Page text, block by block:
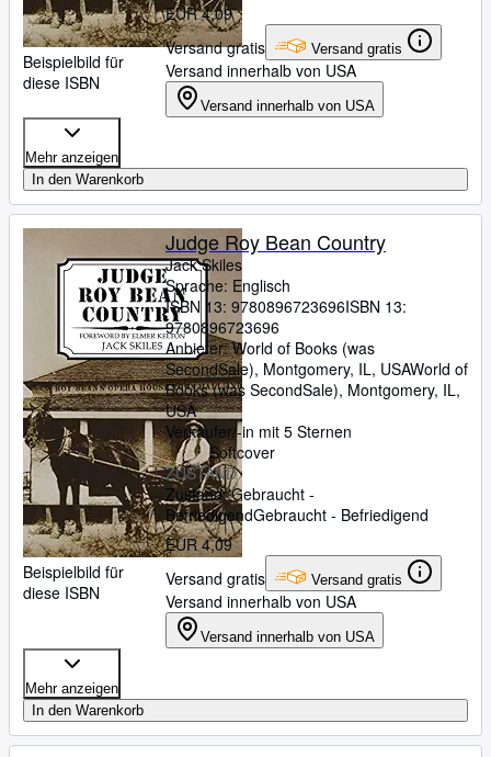
Beispielbild für
diese ISBN
EUR 4,09
Versand gratis
Versand gratis
Versand innerhalb von USA
Versand innerhalb von USA
Mehr anzeigen
In den Warenkorb
Beispielbild für
diese ISBN
Judge Roy Bean Country
Jack Skiles
Sprache: Englisch
ISBN 13: 9780896723696ISBN 13:
9780896723696
Anbieter:World of Books (was
SecondSale), Montgomery, IL, USAWorld of
Books (was SecondSale), Montgomery, IL,
USA
Verkäufer/-in mit 5 Sternen
Softcover
ZUSTAND
Zustand: Gebraucht -
BefriedigendGebraucht - Befriedigend
EUR 4,09
Versand gratis
Versand gratis
Versand innerhalb von USA
Versand innerhalb von USA
Mehr anzeigen
In den Warenkorb